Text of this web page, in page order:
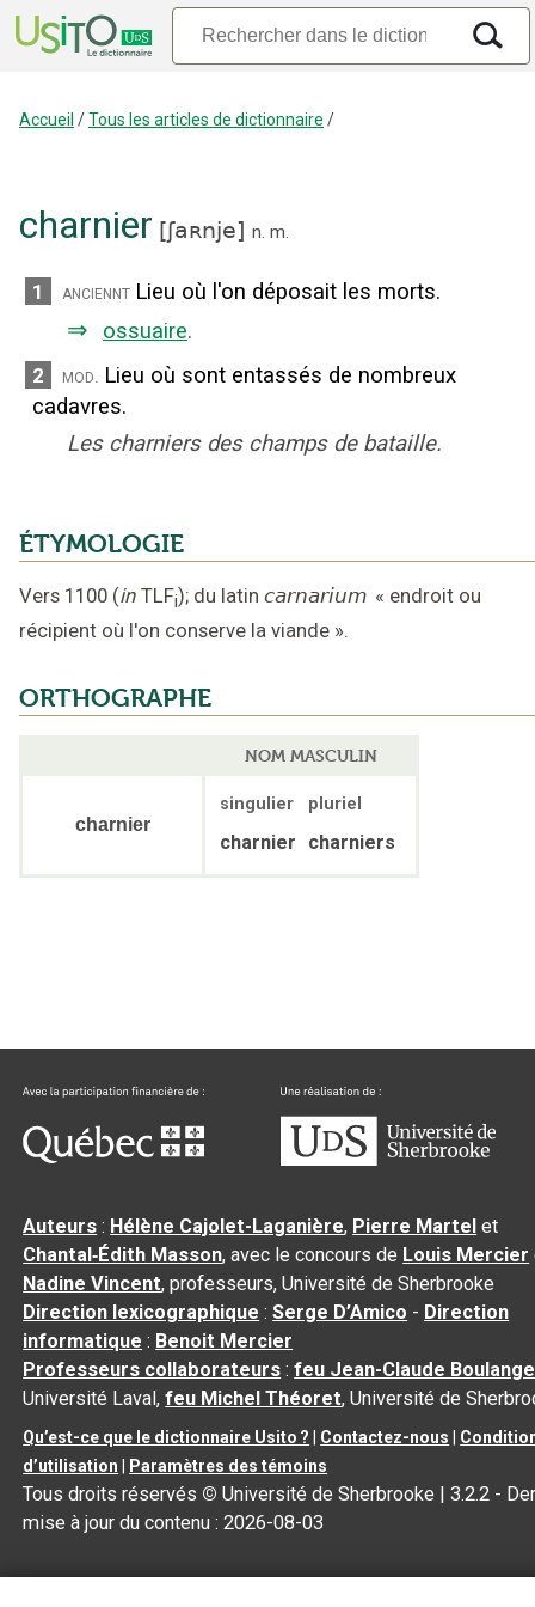
Accueil /Tous les articles de dictionnaire /
charnier [ʃaʀnje] n. m.
1 anciennt Lieu où l'on déposait les morts.
⇒ ossuaire.
2 mod. Lieu où sont entassés de nombreux
cadavres.
Les charniers des champs de bataille.
ÉTYMOLOGIE
Vers 1100 (in TLFi); du latin carnarium « endroit ou
récipient où l'on conserve la viande ».
ORTHOGRAPHE
NOM MASCULIN
charnier
singulier pluriel
charnier charniers
Auteurs : Hélène Cajolet-Laganière, Pierre Martel et
Chantal‑Édith Masson, avec le concours de Louis Mercier
Nadine Vincent, professeurs, Université de Sherbrooke
Direction lexicographique :Serge D’Amico - Direction
informatique : Benoit Mercier
Professeurs collaborateurs :feu Jean-Claude
Université Laval,feu Michel Théoret, Université de
Qu’est-ce que le dictionnaire Usito ? Contactez-nous
d’utilisation
Paramètres des témoins
Tous droits réservés © Université de Sherbrooke |3.2.2 -
mise à jour du contenu :2026-08-03